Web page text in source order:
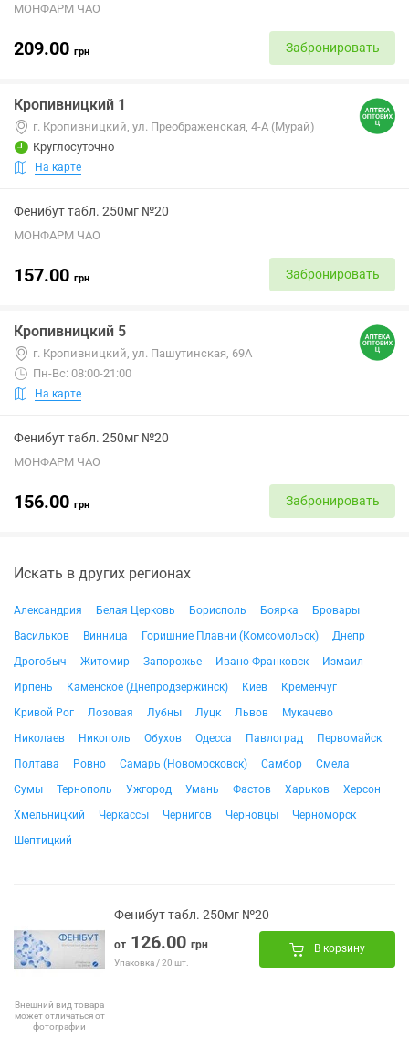
МОНФАРМ ЧАО
209.00 грн Забронировать
Кропивницкий 1
г. Кропивницкий, ул. Преображенская, 4-А (Мурай)
Круглосуточно
На карте
Фенибут табл. 250мг №20
МОНФАРМ ЧАО
157.00 грн Забронировать
Кропивницкий 5
г. Кропивницкий, ул. Пашутинская, 69А
Пн-Вс: 08:00-21:00
На карте
Фенибут табл. 250мг №20
МОНФАРМ ЧАО
156.00 грн Забронировать
Искать в других регионах
Александрия Белая Церковь Борисполь Боярка
Бровары
Васильков
Винница Горишние Плавни (Комсомольск)
Днепр
Дрогобыч
Житомир Запорожье Ивано-Франковск
Измаил
Ирпень
Каменское (Днепродзержинск) Киев
Кременчуг
Кривой Рог
Лозовая Лубны Луцк Львов
Мукачево
Николаев
Никополь Обухов Одесса Павлоград
Первомайск
Полтава
Ровно Самарь (Новомосковск) Самбор
Смела
Сумы
Тернополь Ужгород Умань Фастов Харьков
Херсон
Хмельницкий
Черкассы Чернигов Черновцы
Черноморск
Шептицкий
Внешний вид товара
может отличаться от
фотографии
Фенибут табл. 250мг №20
от 126.00 грн
Упаковка / 20 шт.
В корзину